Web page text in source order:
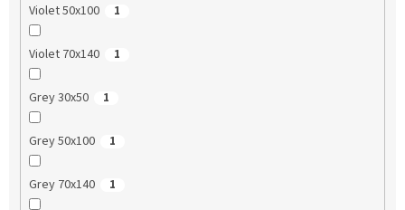
Violet 50x100 1
Violet 70x140 1
Grey 30x50 1
Grey 50x100 1
Grey 70x140 1